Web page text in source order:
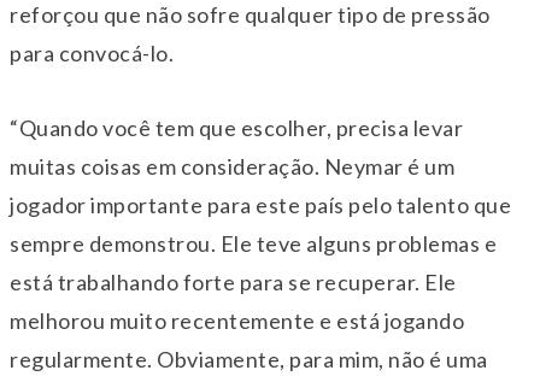
reforçou que não sofre qualquer tipo de pressão
para convocá-lo.
“Quando você tem que escolher, precisa levar
muitas coisas em consideração. Neymar é um
jogador importante para este país pelo talento que
sempre demonstrou. Ele teve alguns problemas e
está trabalhando forte para se recuperar. Ele
melhorou muito recentemente e está jogando
regularmente. Obviamente, para mim, não é uma